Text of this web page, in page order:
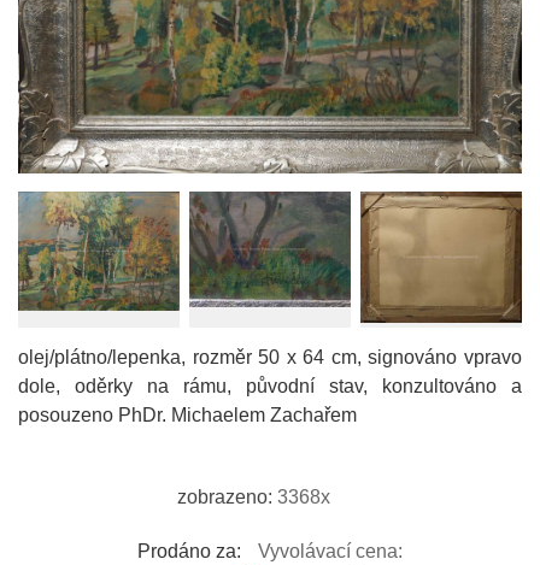
olej/plátno/lepenka, rozměr 50 x 64 cm, signováno vpravo
dole, oděrky na rámu, původní stav, konzultováno a
posouzeno PhDr. Michaelem Zachařem
zobrazeno: 3368x
Prodáno za: Vyvolávací cena: